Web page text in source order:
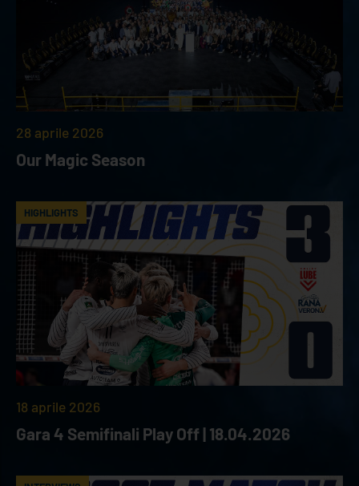
28 aprile 2026
Our Magic Season
HIGHLIGHTS
18 aprile 2026
Gara 4 Semifinali Play Off | 18.04.2026